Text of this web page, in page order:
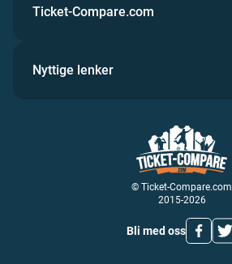
© Ticket-Compare.com
2015-2026
Bli med oss
Ticket-Compare.com
Nyttige lenker